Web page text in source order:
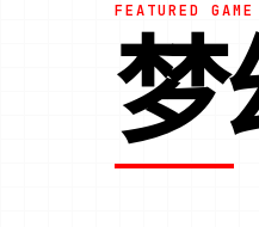
FEATURED GAME
梦